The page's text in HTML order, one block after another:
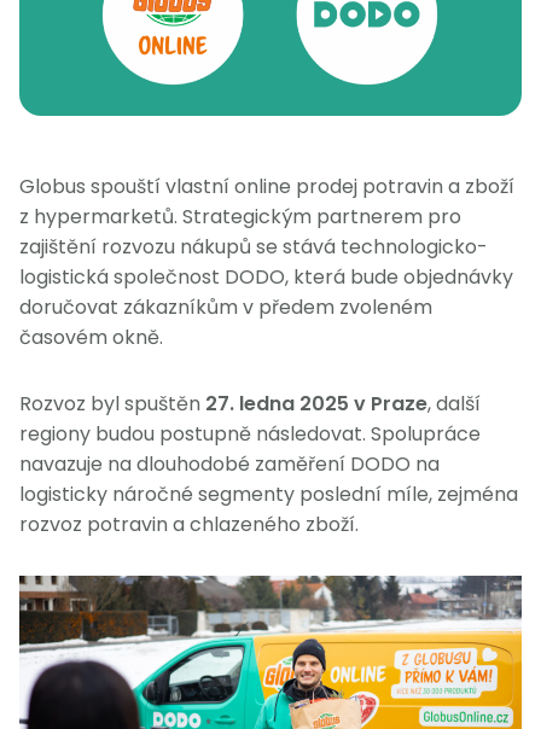
idodo.at
idodo.group
Globus spouští vlastní online prodej potravin a zboží
z hypermarketů. Strategickým partnerem pro
zajištění rozvozu nákupů se stává technologicko-
logistická společnost DODO, která bude objednávky
doručovat zákazníkům v předem zvoleném
časovém okně.
Rozvoz byl spuštěn 27. ledna 2025 v Praze, další
regiony budou postupně následovat. Spolupráce
navazuje na dlouhodobé zaměření DODO na
logisticky náročné segmenty poslední míle, zejména
rozvoz potravin a chlazeného zboží.